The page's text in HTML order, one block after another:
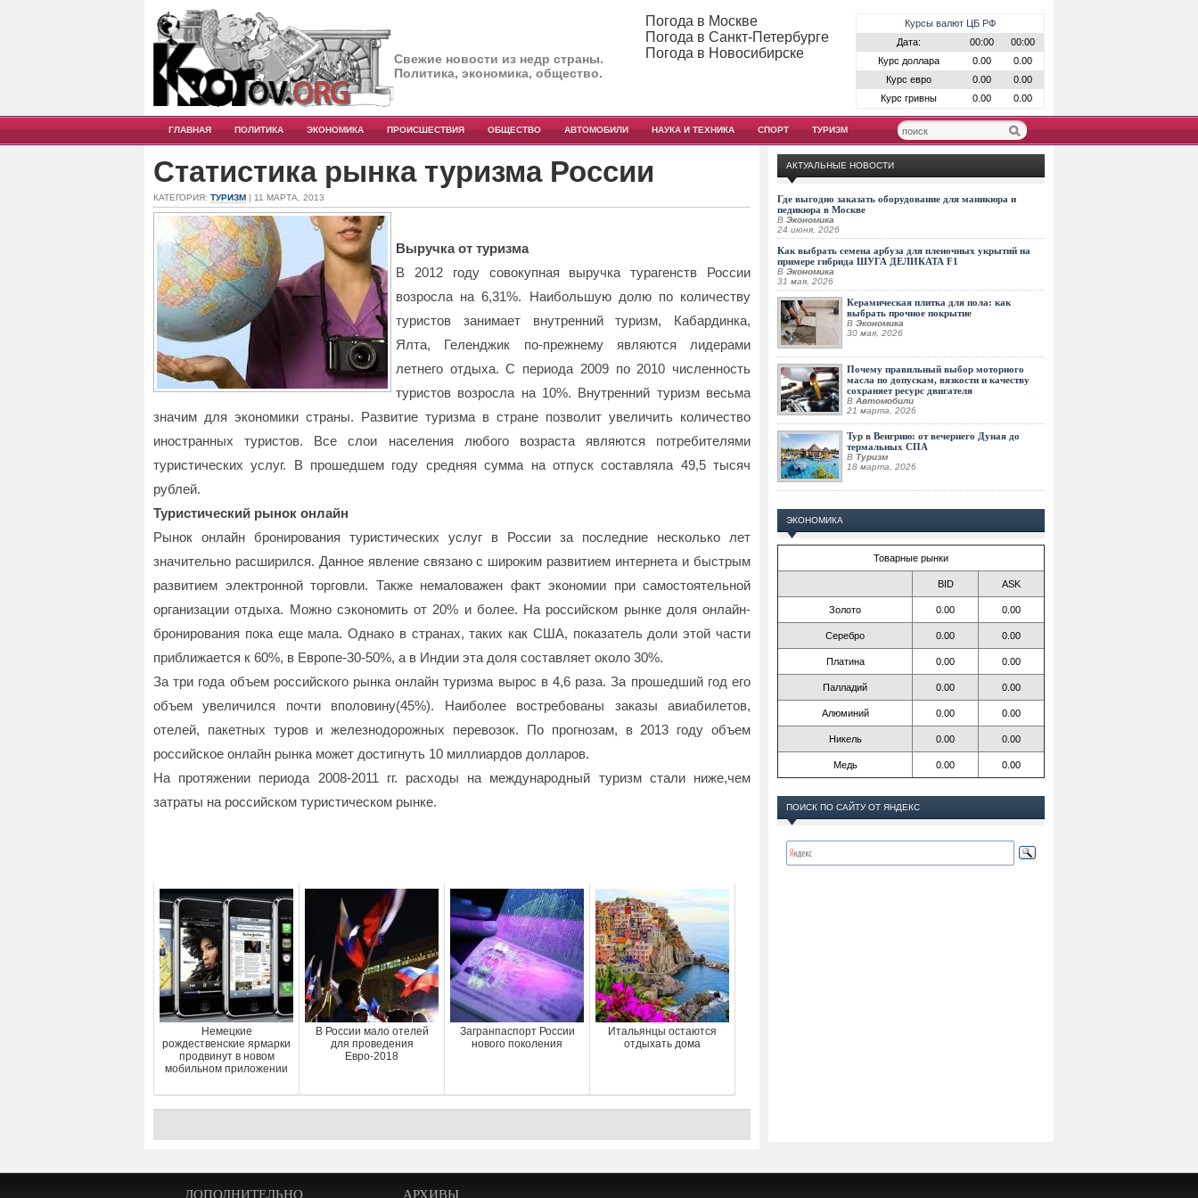
Свежие новости из недр страны.
Политика, экономика, общество.
Курсы валют ЦБ РФ
Дата:
00:00
00:00
Курс доллара
0.00
0.00
Курс евро
0.00
0.00
Курс гривны
0.00 0.00
Погода в Москве
Погода в Санкт-Петербурге
Погода в Новосибирске
ГЛАВНАЯ ПОЛИТИКА ЭКОНОМИКА ПРОИСШЕСТВИЯ ОБЩЕСТВО АВТОМОБИЛИ НАУКА И ТЕХНИКА СПОРТ ТУРИЗМ
Статистика рынка туризма России
КАТЕГОРИЯ: ТУРИЗМ | 11 МАРТА, 2013
Выручка от туризма
В 2012 году совокупная выручка турагенств России
возросла на 6,31%. Наибольшую долю по количеству
туристов занимает внутренний туризм, Кабардинка,
Ялта, Геленджик по-прежнему являются лидерами
летнего отдыха. С периода 2009 по 2010 численность
туристов возросла на 10%. Внутренний туризм весьма
значим для экономики страны. Развитие туризма в стране позволит увеличить количество
иностранных туристов. Все слои населения любого возраста являются потребителями
туристических услуг. В прошедшем году средняя сумма на отпуск составляла 49,5 тысяч
рублей.
Туристический рынок онлайн
Рынок онлайн бронирования туристических услуг в России за последние несколько лет
значительно расширился. Данное явление связано с широким развитием интернета и быстрым
развитием электронной торговли. Также немаловажен факт экономии при самостоятельной
организации отдыха. Можно сэкономить от 20% и более. На российском рынке доля онлайн-
бронирования пока еще мала. Однако в странах, таких как США, показатель доли этой части
приближается к 60%, в Европе-30-50%, а в Индии эта доля составляет около 30%.
За три года объем российского рынка онлайн туризма вырос в 4,6 раза. За прошедший год его
объем увеличился почти вполовину(45%). Наиболее востребованы заказы авиабилетов,
отелей, пакетных туров и железнодорожных перевозок. По прогнозам, в 2013 году объем
российское онлайн рынка может достигнуть 10 миллиардов долларов.
На протяжении периода 2008-2011 гг. расходы на международный туризм стали ниже,чем
затраты на российском туристическом рынке.
Немецкие
рождественские ярмарки
продвинут в новом
мобильном приложении
В России мало отелей
для проведения
Евро-2018
Загранпаспорт России
нового поколения
Итальянцы остаются
отдыхать дома
АКТУАЛЬНЫЕ НОВОСТИ
Где выгодно заказать оборудование для маникюра и
педикюра в Москве
В Экономика
24 июня, 2026
Как выбрать семена арбуза для пленочных укрытий на
примере гибрида ШУГА ДЕЛИКАТА F1
В Экономика
31 мая, 2026
Керамическая плитка для пола: как
выбрать прочное покрытие
В Экономика
30 мая, 2026
Почему правильный выбор моторного
масла по допускам, вязкости и качеству
сохраняет ресурс двигателя
В Автомобили
21 марта, 2026
Тур в Венгрию: от вечернего Дуная до
термальных СПА
В Туризм
18 марта, 2026
ЭКОНОМИКА
Товарные рынки
BID ASK
Золото 0.00 0.00
Серебро 0.00 0.00
Платина 0.00 0.00
Палладий 0.00 0.00
Алюминий 0.00 0.00
Никель 0.00 0.00
Медь 0.00 0.00
ПОИСК ПО САЙТУ ОТ ЯНДЕКС
ДОПОЛНИТЕЛЬНО АРХИВЫ